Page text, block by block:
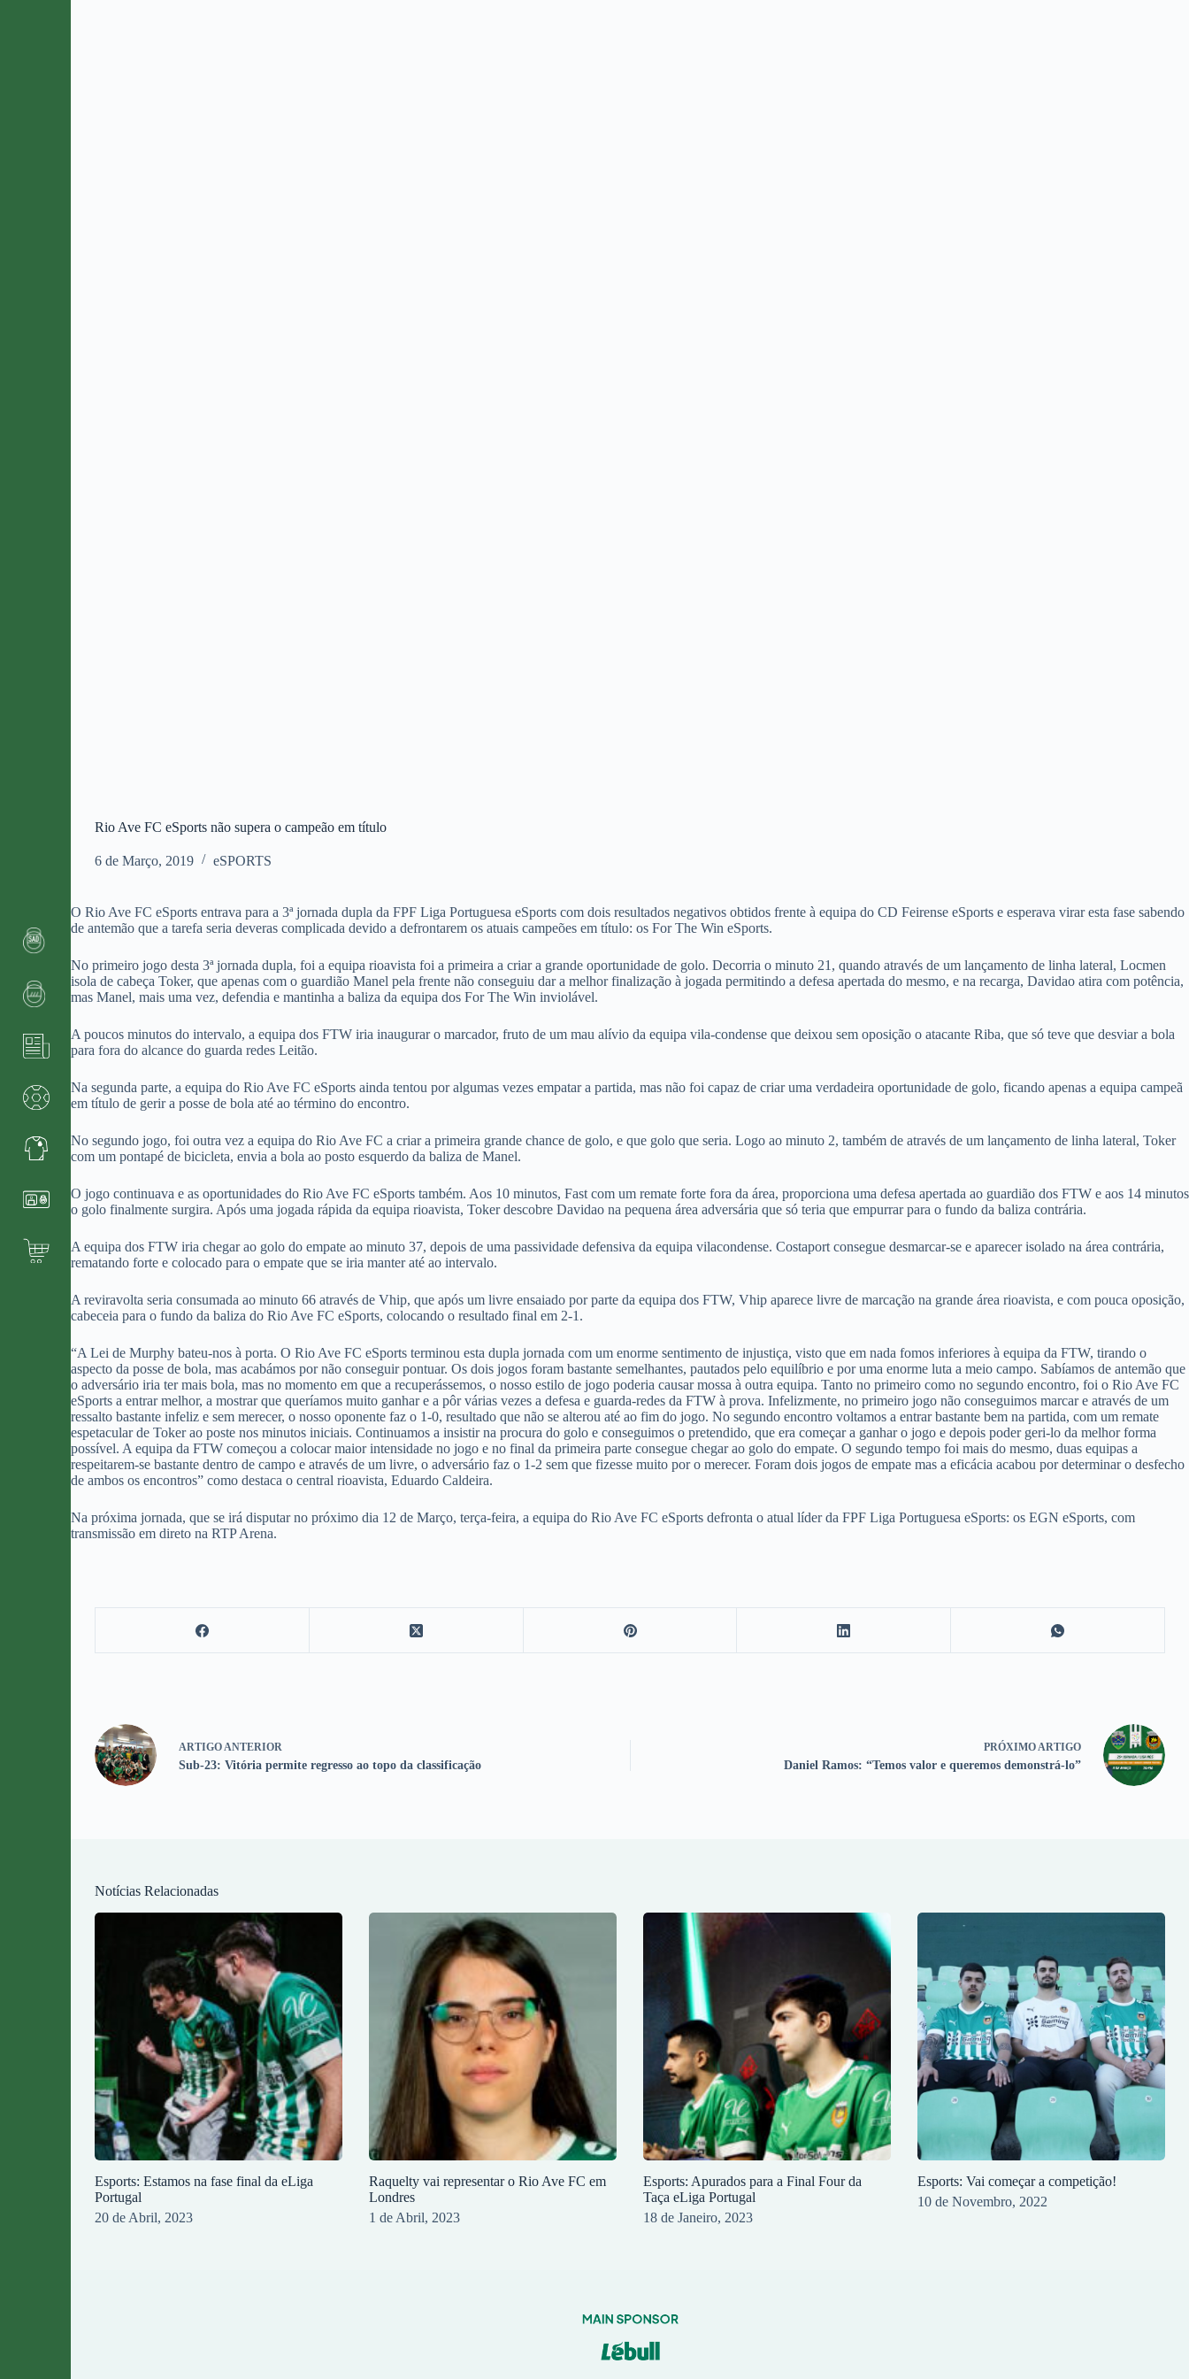
Rio Ave FC eSports não supera o campeão em título
6 de Março, 2019 eSPORTS
O Rio Ave FC eSports entrava para a 3ª jornada dupla da FPF Liga Portuguesa eSports com dois resultados negativos obtidos frente à equipa do CD Feirense eSports e esperava virar esta fase sabendo
de antemão que a tarefa seria deveras complicada devido a defrontarem os atuais campeões em título: os For The Win eSports.
No primeiro jogo desta 3ª jornada dupla, foi a equipa rioavista foi a primeira a criar a grande oportunidade de golo. Decorria o minuto 21, quando através de um lançamento de linha lateral, Locmen
isola de cabeça Toker, que apenas com o guardião Manel pela frente não conseguiu dar a melhor finalização à jogada permitindo a defesa apertada do mesmo, e na recarga, Davidao atira com potência,
mas Manel, mais uma vez, defendia e mantinha a baliza da equipa dos For The Win inviolável.
A poucos minutos do intervalo, a equipa dos FTW iria inaugurar o marcador, fruto de um mau alívio da equipa vila-condense que deixou sem oposição o atacante Riba, que só teve que desviar a bola
para fora do alcance do guarda redes Leitão.
Na segunda parte, a equipa do Rio Ave FC eSports ainda tentou por algumas vezes empatar a partida, mas não foi capaz de criar uma verdadeira oportunidade de golo, ficando apenas a equipa campeã
em título de gerir a posse de bola até ao término do encontro.
No segundo jogo, foi outra vez a equipa do Rio Ave FC a criar a primeira grande chance de golo, e que golo que seria. Logo ao minuto 2, também de através de um lançamento de linha lateral, Toker
com um pontapé de bicicleta, envia a bola ao posto esquerdo da baliza de Manel.
O jogo continuava e as oportunidades do Rio Ave FC eSports também. Aos 10 minutos, Fast com um remate forte fora da área, proporciona uma defesa apertada ao guardião dos FTW e aos 14 minutos
o golo finalmente surgira. Após uma jogada rápida da equipa rioavista, Toker descobre Davidao na pequena área adversária que só teria que empurrar para o fundo da baliza contrária.
A equipa dos FTW iria chegar ao golo do empate ao minuto 37, depois de uma passividade defensiva da equipa vilacondense. Costaport consegue desmarcar-se e aparecer isolado na área contrária,
rematando forte e colocado para o empate que se iria manter até ao intervalo.
A reviravolta seria consumada ao minuto 66 através de Vhip, que após um livre ensaiado por parte da equipa dos FTW, Vhip aparece livre de marcação na grande área rioavista, e com pouca oposição,
cabeceia para o fundo da baliza do Rio Ave FC eSports, colocando o resultado final em 2-1.
“A Lei de Murphy bateu-nos à porta. O Rio Ave FC eSports terminou esta dupla jornada com um enorme sentimento de injustiça, visto que em nada fomos inferiores à equipa da FTW, tirando o
aspecto da posse de bola, mas acabámos por não conseguir pontuar. Os dois jogos foram bastante semelhantes, pautados pelo equilíbrio e por uma enorme luta a meio campo. Sabíamos de antemão que
o adversário iria ter mais bola, mas no momento em que a recuperássemos, o nosso estilo de jogo poderia causar mossa à outra equipa. Tanto no primeiro como no segundo encontro, foi o Rio Ave FC
eSports a entrar melhor, a mostrar que queríamos muito ganhar e a pôr várias vezes a defesa e guarda-redes da FTW à prova. Infelizmente, no primeiro jogo não conseguimos marcar e através de um
ressalto bastante infeliz e sem merecer, o nosso oponente faz o 1-0, resultado que não se alterou até ao fim do jogo. No segundo encontro voltamos a entrar bastante bem na partida, com um remate
espetacular de Toker ao poste nos minutos iniciais. Continuamos a insistir na procura do golo e conseguimos o pretendido, que era começar a ganhar o jogo e depois poder geri-lo da melhor forma
possível. A equipa da FTW começou a colocar maior intensidade no jogo e no final da primeira parte consegue chegar ao golo do empate. O segundo tempo foi mais do mesmo, duas equipas a
respeitarem-se bastante dentro de campo e através de um livre, o adversário faz o 1-2 sem que fizesse muito por o merecer. Foram dois jogos de empate mas a eficácia acabou por determinar o desfecho
de ambos os encontros” como destaca o central rioavista, Eduardo Caldeira.
Na próxima jornada, que se irá disputar no próximo dia 12 de Março, terça-feira, a equipa do Rio Ave FC eSports defronta o atual líder da FPF Liga Portuguesa eSports: os EGN eSports, com
transmissão em direto na RTP Arena.
ARTIGO ANTERIOR
Sub-23: Vitória permite regresso ao topo da classificação
PRÓXIMO ARTIGO
Daniel Ramos: “Temos valor e queremos demonstrá-lo”
Notícias Relacionadas
Esports: Estamos na fase final da eLiga
Portugal
20 de Abril, 2023
Raquelty vai representar o Rio Ave FC em
Londres
1 de Abril, 2023
Esports: Apurados para a Final Four da
Taça eLiga Portugal
18 de Janeiro, 2023
Esports: Vai começar a competição!
10 de Novembro, 2022